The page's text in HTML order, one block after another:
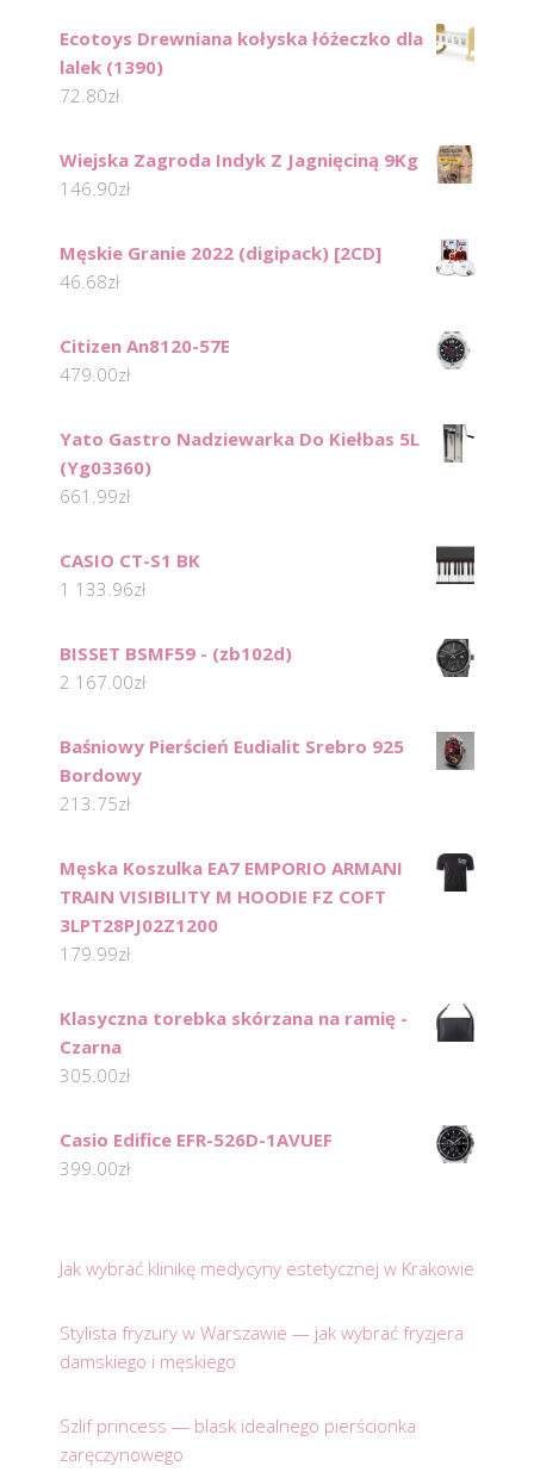
Ecotoys Drewniana kołyska łóżeczko dla
lalek (1390)
72.80zł
Wiejska Zagroda Indyk Z Jagnięciną 9Kg
146.90zł
Męskie Granie 2022 (digipack) [2CD]
46.68zł
Citizen An8120-57E
479.00zł
Yato Gastro Nadziewarka Do Kiełbas 5L
(Yg03360)
661.99zł
CASIO CT-S1 BK
1 133.96zł
BISSET BSMF59 - (zb102d)
2 167.00zł
Baśniowy Pierścień Eudialit Srebro 925
Bordowy
213.75zł
Męska Koszulka EA7 EMPORIO ARMANI
TRAIN VISIBILITY M HOODIE FZ COFT
3LPT28PJ02Z1200
179.99zł
Klasyczna torebka skórzana na ramię -
Czarna
305.00zł
Casio Edifice EFR-526D-1AVUEF
399.00zł
Jak wybrać klinikę medycyny estetycznej w Krakowie
Stylista fryzury w Warszawie — jak wybrać fryzjera
damskiego i męskiego
Szlif princess — blask idealnego pierścionka
zaręczynowego